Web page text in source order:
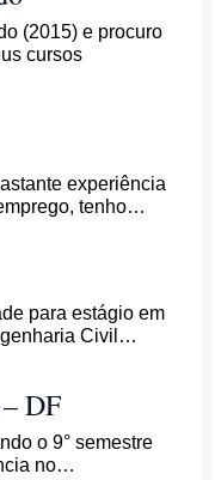
(2015) e procuro
cursos
experiência
tenho…
para estágio em
Civil…
DF
o 9° semestre
no…